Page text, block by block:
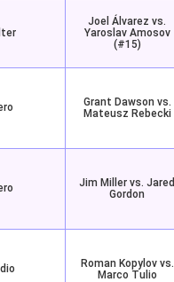
Joel Álvarez vs.
Yaroslav Amosov
(#15)
Grant Dawson vs.
Mateusz Rebecki
Jim Miller vs. Jared
Gordon
Roman Kopylov vs.
Marco Tulio